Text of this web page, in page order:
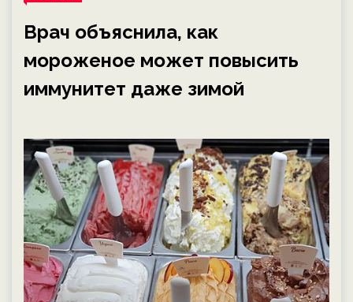
Врач объяснила, как
мороженое может повысить
иммунитет даже зимой